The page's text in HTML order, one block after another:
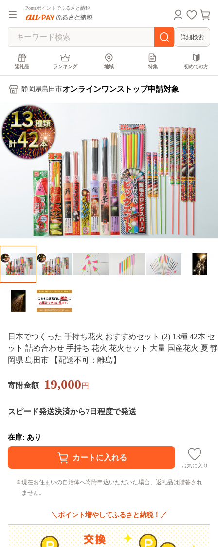
Pontaポイントでふるさと納税
詳細検索
返礼品 ランキング 地域 特集 初めての方
静岡県島田市オンラインワンストップ申請対象
日本でつくった 手持ち花火 おすすめセット (2) 13種 42本 セ
ット 詰め合わせ 手持ち 花火 花火セット 大量 国産花火 夏 静
岡県 島田市 【配送不可：離島】
寄附金額 19,000円
スピード発送決済から7日程度で発送
在庫: あり
お気に入り
現在お住まいの自治体へ寄附申込いただいた場合、返礼品は贈答され
ません。
＼ポイント増やしてふるさと納税！／